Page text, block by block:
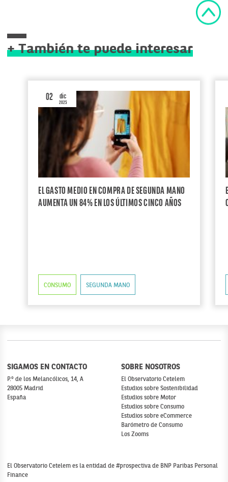
+ También te puede interesar
02 dic
2025
EL GASTO MEDIO EN COMPRA DE SEGUNDA MANO
AUMENTA UN 84% EN LOS ÚLTIMOS CINCO AÑOS
CONSUMO SEGUNDA MANO
SIGAMOS EN CONTACTO
P.º de los Melancólicos, 14, A
28005 Madrid
España
SOBRE NOSOTROS
El Observatorio Cetelem
Estudios sobre Sostenibilidad
Estudios sobre Motor
Estudios sobre Consumo
Estudios sobre eCommerce
Barómetro de Consumo
Los Zooms
El Observatorio Cetelem es la entidad de #prospectiva de BNP Paribas Personal
Finance